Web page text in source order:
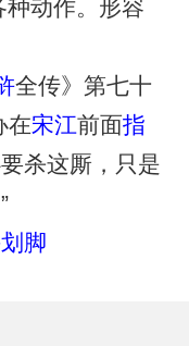
种动作。形容
全传》第七十
在宋江前面指
杀这厮，只是
脚